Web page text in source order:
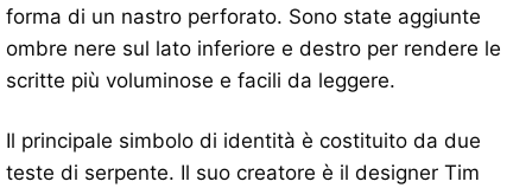
forma di un nastro perforato. Sono state aggiunte
ombre nere sul lato inferiore e destro per rendere le
scritte più voluminose e facili da leggere.
Il principale simbolo di identità è costituito da due
teste di serpente. Il suo creatore è il designer Tim